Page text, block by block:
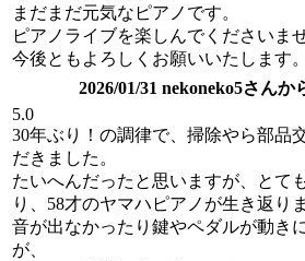
まだまだ元気なピアノです。
ピアノライブを楽しんでくださいませ
今後ともよろしくお願いいたします。
2026/01/31 nekoneko5さんか
5.0
30年ぶり！の調律で、掃除やら部品
だきました。
たいへんだったと思いますが、とて
り、58才のヤマハピアノが生き返り
音が出なかったり鍵やペダルが動き
が、